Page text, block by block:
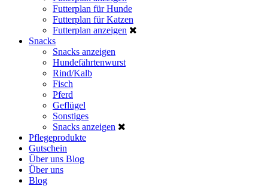
Futterplan für Hunde
Futterplan für Katzen
Futterplan anzeigen
Snacks
Snacks anzeigen
Hundefährtenwurst
Rind/Kalb
Fisch
Pferd
Geflügel
Sonstiges
Snacks anzeigen
Pflegeprodukte
Gutschein
Über uns Blog
Über uns
Blog